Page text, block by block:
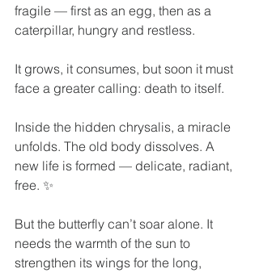
fragile — first as an egg, then as a
caterpillar, hungry and restless.
It grows, it consumes, but soon it must
face a greater calling: death to itself.
Inside the hidden chrysalis, a miracle
unfolds. The old body dissolves. A
new life is formed — delicate, radiant,
free. ✨
But the butterfly can’t soar alone. It
needs the warmth of the sun to
strengthen its wings for the long,